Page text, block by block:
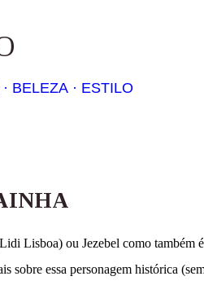
BELEZA ESTILO
Lisboa) ou Jezebel como também
sobre essa personagem histórica